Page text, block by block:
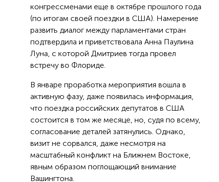
конгрессменами еще в октябре прошлого года
(по итогам своей поездки в США). Намерение
развить диалог между парламентами стран
подтвердила и приветствовала Анна Паулина
Луна, с которой Дмитриев тогда провел
встречу во Флориде.
В январе проработка мероприятия вошла в
активную фазу, даже появилась информация,
что поездка российских депутатов в США
состоится в том же месяце, но, судя по всему,
согласование деталей затянулись. Однако,
визит не сорвался, даже несмотря на
масштабный конфликт на Ближнем Востоке,
явным образом поглощающий внимание
Вашингтона.